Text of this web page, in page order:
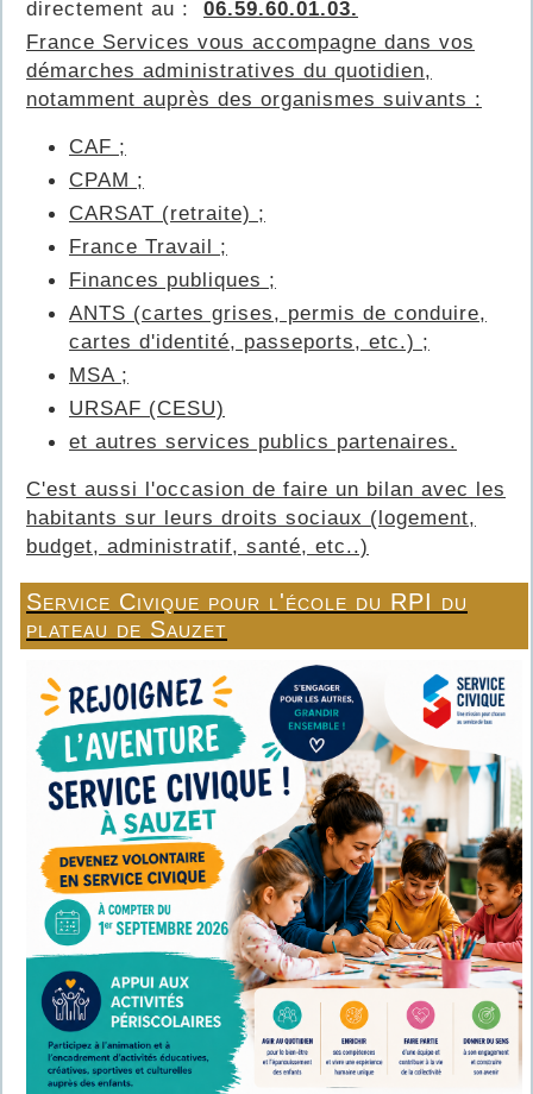
directement au : 06.59.60.01.03.
France Services vous accompagne dans vos
démarches administratives du quotidien,
notamment auprès des organismes suivants :
CAF ;
CPAM ;
CARSAT (retraite) ;
France Travail ;
Finances publiques ;
ANTS (cartes grises, permis de conduire,
cartes d'identité, passeports, etc.) ;
MSA ;
URSAF (CESU)
et autres services publics partenaires.
C'est aussi l'occasion de faire un bilan avec les
habitants sur leurs droits sociaux (logement,
budget, administratif, santé, etc..)
Service Civique pour l'école du RPI du
plateau de Sauzet